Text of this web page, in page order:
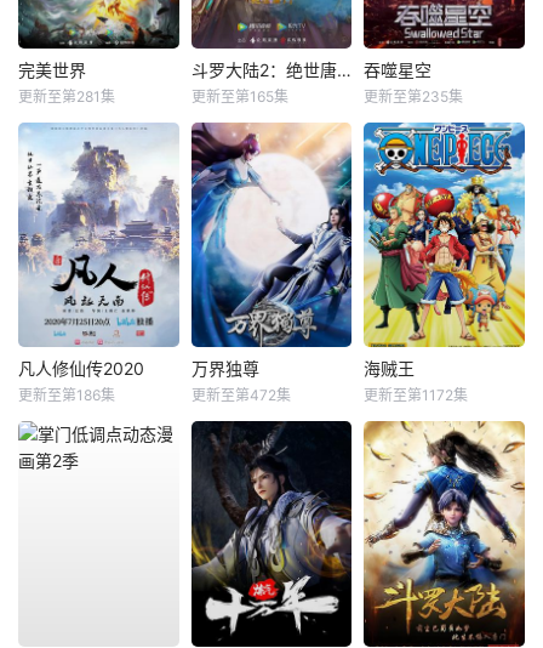
完美世界
更新至第281集
斗罗大陆2：绝世唐门
更新至第165集
吞噬星空
更新至第235集
凡人修仙传2020
更新至第186集
万界独尊
更新至第472集
海贼王
更新至第1172集